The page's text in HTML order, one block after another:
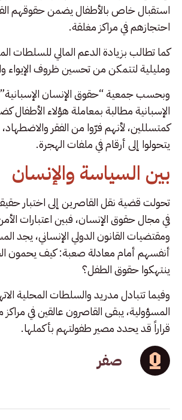
استقبال خاص بالأطفال يضمن حقوقهم
احتجازهم في مراكز مغلقة.
كما تطالب بزيادة الدعم المالي للسلطات
ومليلية لتتمكن من تحسين ظروف الإيواء
وبحسب جمعية “حقوق الإنسان
الإسبانية مطالبة بمعاملة هؤلاء الأطفال
كمتسللين، لأنهم فرّوا من الفقر
يتحولوا إلى أرقام في ملفات الهجرة.
بين السياسة والإنسان
تحولت قضية نقل القاصرين إلى اختبار
في مجال حقوق الإنسان، فبين اعتبارات
ومقتضيات القانون الدولي الإنساني، يجد
أنفسهم أمام معادلة صعبة: كيف يحمون
ينتهكوا حقوق الطفل؟
وفيما تتبادل مدريد والسلطات المحلية
المسؤولية، يبقى القاصرون عالقين في
قراراً قد يحدد مصير طفولتهم بأكملها.
صفر